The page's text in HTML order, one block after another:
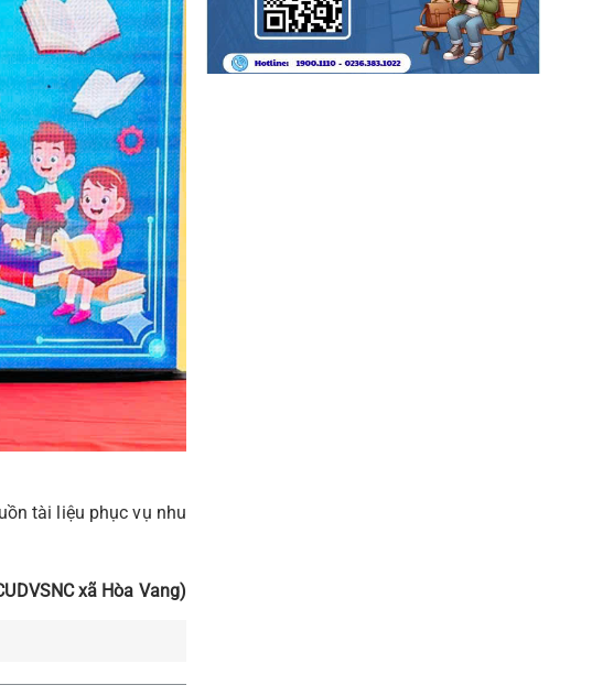
tài liệu phục vụ nhu
xã Hòa Vang)